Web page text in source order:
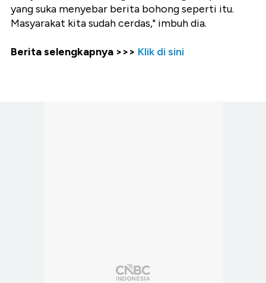
yang suka menyebar berita bohong seperti itu.
Masyarakat kita sudah cerdas," imbuh dia.
Berita selengkapnya >>> Klik di sini